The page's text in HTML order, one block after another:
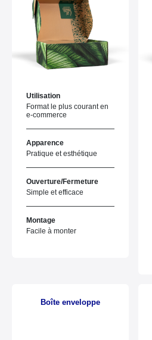
Utilisation
Format le plus courant en
e-commerce
Apparence
Pratique et esthétique
Ouverture/Fermeture
Simple et efficace
Montage
Facile à monter
Boîte enveloppe